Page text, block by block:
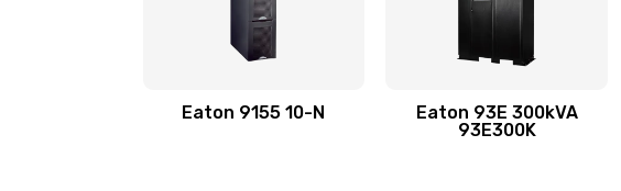
Eaton 9155 10-N
Eaton 93E 300kVA
93E300K